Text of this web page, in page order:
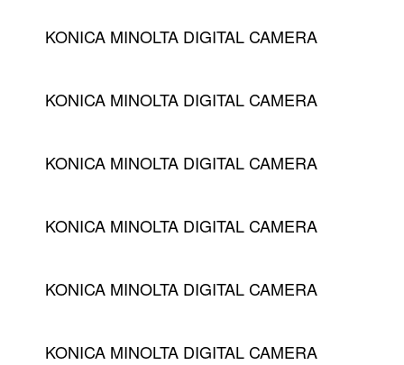
KONICA MINOLTA DIGITAL CAMERA
KONICA MINOLTA DIGITAL CAMERA
KONICA MINOLTA DIGITAL CAMERA
KONICA MINOLTA DIGITAL CAMERA
KONICA MINOLTA DIGITAL CAMERA
KONICA MINOLTA DIGITAL CAMERA